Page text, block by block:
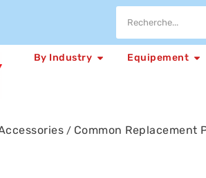
By Industry Equipement
/ Common Replacement